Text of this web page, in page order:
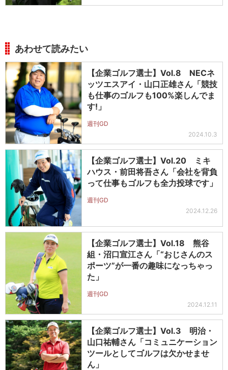
あわせて読みたい
【企業ゴルフ選士】Vol.8 NECネ
ッツエスアイ・山口正雄さん「競技
も仕事のゴルフも100%楽しんでま
す!」
週刊GD
2024.10.3
【企業ゴルフ選士】Vol.20 ミキ
ハウス・前田将吾さん「会社を背負
って仕事もゴルフも全力投球です」
週刊GD
2024.12.26
【企業ゴルフ選士】Vol.18 熊谷
組・沼口宣江さん「“おじさんのス
ポーツ”が一番の趣味になっちゃっ
た」
週刊GD
2024.12.11
【企業ゴルフ選士】Vol.3 明治・
山口祐輔さん「コミュニケーション
ツールとしてゴルフは欠かせませ
ん」